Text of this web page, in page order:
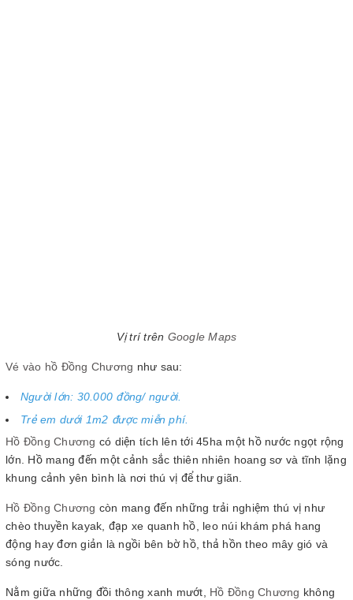
Vị trí trên Google Maps
Vé vào hồ Đồng Chương như sau:
Người lớn: 30.000 đồng/ người.
Trẻ em dưới 1m2 được miễn phí.
Hồ Đồng Chương có diện tích lên tới 45ha một hồ nước ngọt rộng
lớn. Hồ mang đến một cảnh sắc thiên nhiên hoang sơ và tĩnh lặng
khung cảnh yên bình là nơi thú vị để thư giãn.
Hồ Đồng Chương còn mang đến những trải nghiệm thú vị như
chèo thuyền kayak, đạp xe quanh hồ, leo núi khám phá hang
động hay đơn giản là ngồi bên bờ hồ, thả hồn theo mây gió và
sóng nước.
Nằm giữa những đồi thông xanh mướt, Hồ Đồng Chương không